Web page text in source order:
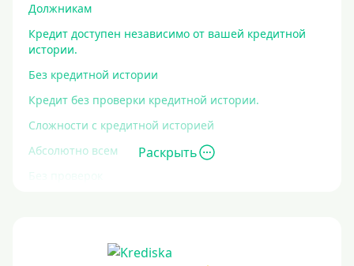
Должникам
Кредит доступен независимо от вашей кредитной
истории.
Без кредитной истории
Кредит без проверки кредитной истории.
Сложности с кредитной историей
Абсолютно всем
Без проверок
На карту без отказа
Раскрыть